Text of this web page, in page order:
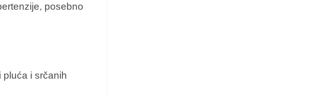
posebno
pluća i srčanih